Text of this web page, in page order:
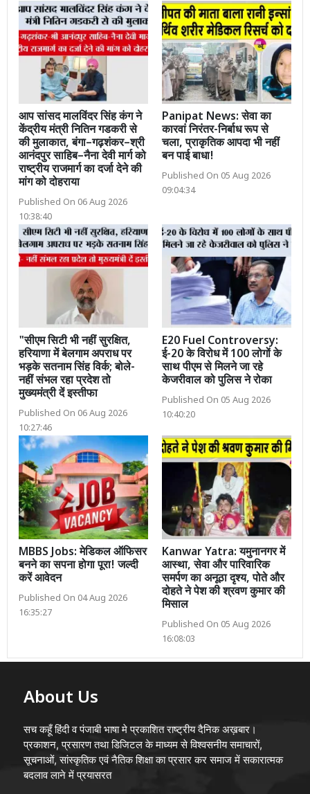
आप सांसद मालविंदर सिंह कंग ने
केंद्रीय मंत्री नितिन गडकरी से
की मुलाकात, बंगा–गढ़शंकर–श्री
आनंदपुर साहिब–नैना देवी मार्ग को
राष्ट्रीय राजमार्ग का दर्जा देने की
मांग को दोहराया
Published On 06 Aug 2026
10:38:40
Panipat News: सेवा का
कारवां निरंतर-निर्बाध रूप से
चला, प्राकृतिक आपदा भी नहीं
बन पाई बाधा!
Published On 05 Aug 2026
09:04:34
"सीएम सिटी भी नहीं सुरक्षित,
हरियाणा में बेलगाम अपराध पर
भड़के सतनाम सिंह विर्क; बोले-
नहीं संभल रहा प्रदेश तो
मुख्यमंत्री दें इस्तीफा
Published On 06 Aug 2026
10:27:46
E20 Fuel Controversy:
ई-20 के विरोध में 100 लोगों के
साथ पीएम से मिलने जा रहे
केजरीवाल को पुलिस ने रोका
Published On 05 Aug 2026
10:40:20
MBBS Jobs: मेडिकल ऑफिसर
बनने का सपना होगा पूरा! जल्दी
करें आवेदन
Published On 04 Aug 2026
16:35:27
Kanwar Yatra: यमुनानगर में
आस्था, सेवा और पारिवारिक
समर्पण का अनूठा दृश्य, पोते और
दोहते ने पेश की श्रवण कुमार की
मिसाल
Published On 05 Aug 2026
16:08:03
About Us
सच कहूँ हिंदी व पंजाबी भाषा मे प्रकाशित राष्ट्रीय दैनिक अख़बार।
प्रकाशन, प्रसारण तथा डिजिटल के माध्यम से विश्वसनीय समाचारों,
सूचनाओं, सांस्कृतिक एवं नैतिक शिक्षा का प्रसार कर समाज में सकारात्मक
बदलाव लाने में प्रयासरत